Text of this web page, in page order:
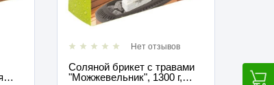
Нет отзывов
Соляной брикет с травами
"Можжевельник", 1300 г,